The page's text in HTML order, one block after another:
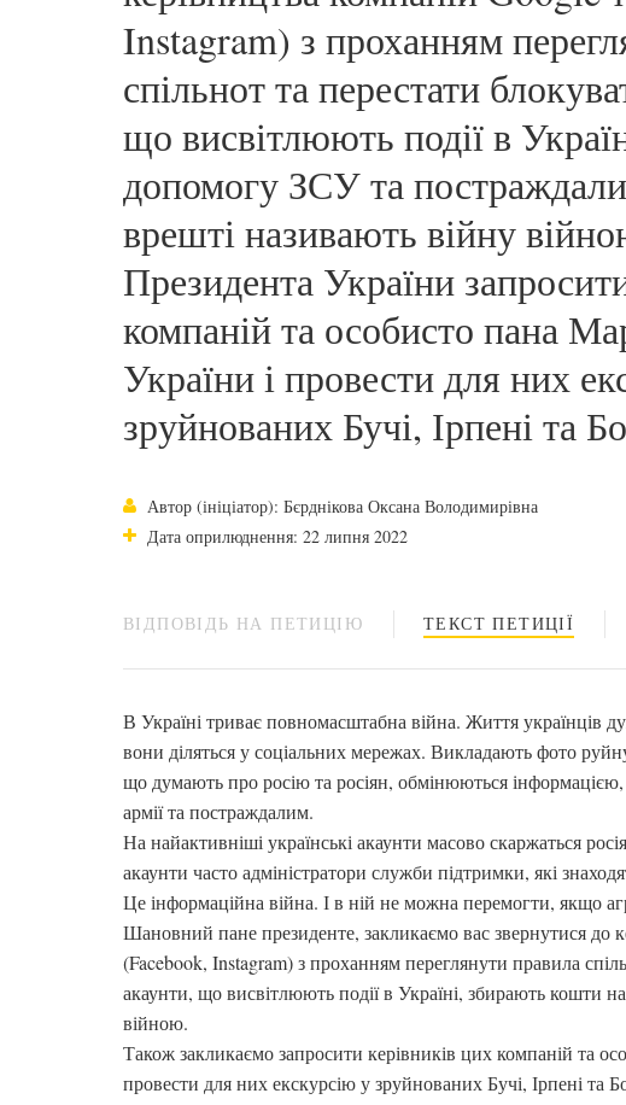
Instagram) з проханням
спільнот та перестати
що висвітлюють події в
допомогу ЗСУ та
врешті називають війну
Президента України
компаній та особисто пана
України і провести для них
зруйнованих Бучі, Ірпені та
Автор (ініціатор): Бєрднікова Оксана Володимирівна
Дата оприлюднення: 22 липня 2022
ВІДПОВІДЬ НА ПЕТИЦІЮ ТЕКСТ ПЕТИЦІЇ
В Україні триває повномасштабна війна. Життя українців
вони діляться у соціальних мережах. Викладають фото
що думають про росію та росіян, обмінюються
армії та постраждалим.
На найактивніші українські акаунти масово скаржаться
акаунти часто адміністратори служби підтримки, які
Це інформаційна війна. І в ній не можна перемогти, якщо
Шановний пане президенте, закликаємо вас звернутися до
(Facebook, Instagram) з проханням переглянути правила
акаунти, що висвітлюють події в Україні, збирають кошти
війною.
Також закликаємо запросити керівників цих компаній та
провести для них екскурсію у зруйнованих Бучі, Ірпені та